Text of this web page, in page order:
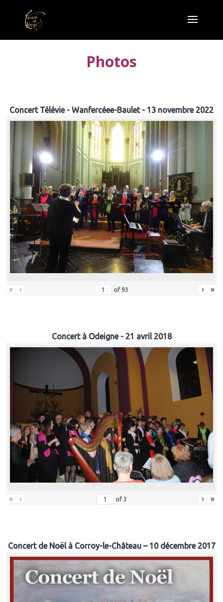
Photos
Concert Télévie - Wanfercéee-Baulet - 13 novembre 2022
« ‹ of 93 › »
Concert à Odeigne - 21 avril 2018
« ‹ of 3 › »
Concert de Noël à Corroy-le-Château – 10 décembre 2017